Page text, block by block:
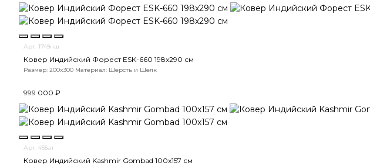
Арт. 1749нш
Ковер Индийский Форест ESK-660 198x290 см
Размер: 200x300 Материал: Шерсть и Шелк
999 000 ₽
Арт. 455ат
Ковер Индийский Kashmir Gombad 100x157 см